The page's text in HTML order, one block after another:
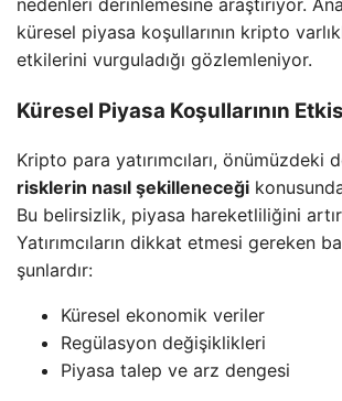
küresel piyasa koşullarının kripto
etkilerini vurguladığı gözlemleniyor.
Küresel Piyasa Koşullarının
Kripto para yatırımcıları, önümüzdeki
risklerin nasıl şekilleneceği
Bu belirsizlik, piyasa hareketliliğini
Yatırımcıların dikkat etmesi gereken
şunlardır:
Küresel ekonomik veriler
Regülasyon değişiklikleri
Piyasa talep ve arz dengesi